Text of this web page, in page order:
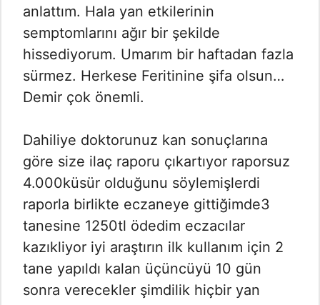
anlattım. Hala yan etkilerinin
semptomlarını ağır bir şekilde
hissediyorum. Umarım bir haftadan fazla
sürmez. Herkese Feritinine şifa olsun…
Demir çok önemli.
Dahiliye doktorunuz kan sonuçlarına
göre size ilaç raporu çıkartıyor raporsuz
4.000küsür olduğunu söylemişlerdi
raporla birlikte eczaneye gittiğimde3
tanesine 1250tl ödedim eczacılar
kazıkliyor iyi araştırın ilk kullanım için 2
tane yapıldı kalan üçüncüyü 10 gün
sonra verecekler şimdilik hiçbir yan